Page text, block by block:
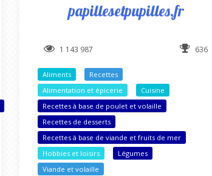
papillesetpupilles.fr
1 143 987 636
Aliments
Recettes
Alimentation et épicerie
Cuisine
Recettes à base de poulet et volaille
Recettes de desserts
Recettes à base de viande et fruits de mer
Hobbies et loisirs
Légumes
Viande et volaille